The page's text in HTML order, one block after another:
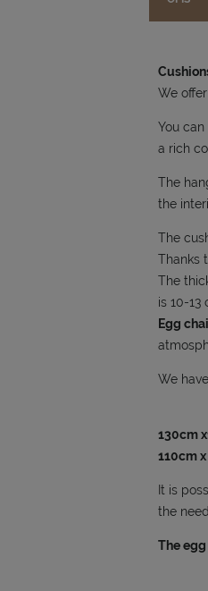
We
You
a rich
The
the
The
Thanks
The
is 10-13
Egg
We
130cm
110cm
It is
the
The